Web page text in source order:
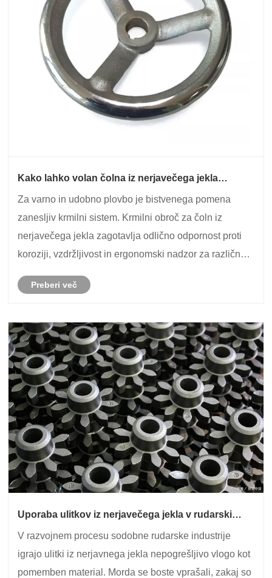
Kako lahko volan čolna iz nerjavečega jekla
Za varno in udobno plovbo je bistvenega pomena
zanesljiv krmilni sistem. Krmilni obroč za čoln iz
nerjavečega jekla zagotavlja odlično odpornost proti
koroziji, vzdržljivost in ergonomski nadzor za različne
proizvodnjo visokokakovostnih navtičnih stro......
Preberi več
Uporaba ulitkov iz nerjavečega jekla v rudarski
V razvojnem procesu sodobne rudarske industrije
igrajo ulitki iz nerjavnega jekla nepogrešljivo vlogo kot
pomemben material. Morda se boste vprašali, zakaj so